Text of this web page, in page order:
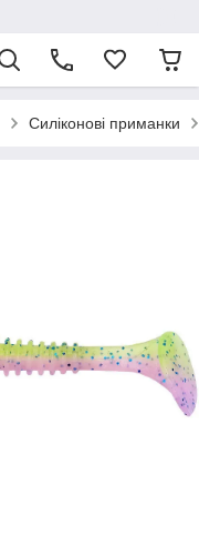
Силіконові приманки